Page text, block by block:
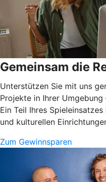
Gemeinsam die
Unterstützen Sie mit uns
Projekte in Ihrer
Ein Teil Ihres
und kulturellen
Zum Gewinnsparen